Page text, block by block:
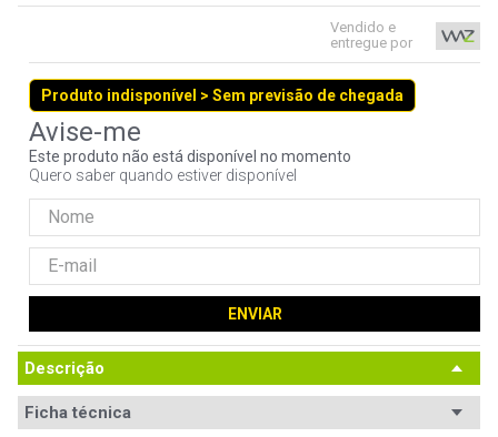
Vendido e
entregue por
Produto indisponível > Sem previsão de chegada
Este produto não está disponível no momento
Quero saber quando estiver disponível
ENVIAR
Descrição
Ficha técnica
7º
jonsbo
8º
fractal
9º
controle
hd